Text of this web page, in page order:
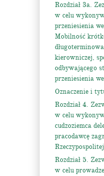
Rozdział 3a.
w celu
przeniesienia
Mobilność
kierowniczej,
odbywającego
przeniesienia
Oznaczenie i
Rozdział 4.
w celu
cudzoziemca
pracodawcę
Rozdział 5.
w celu